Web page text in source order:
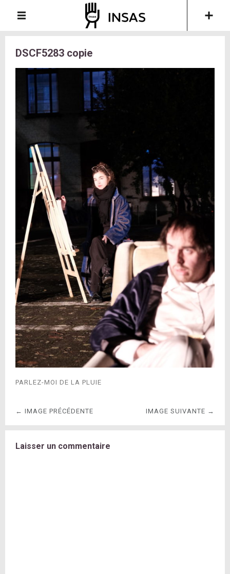
DSCF5283 copie
PARLEZ-MOI DE LA PLUIE
← IMAGE PRÉCÉDENTE IMAGE SUIVANTE →
Laisser un commentaire